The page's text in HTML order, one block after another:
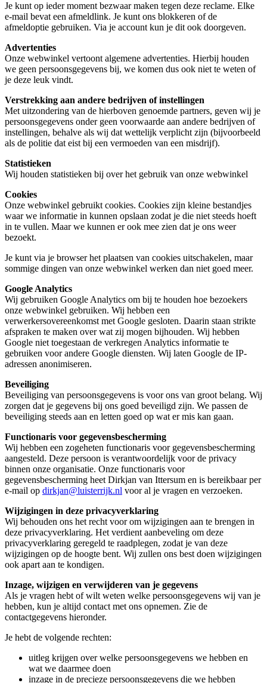
Je kunt op ieder moment bezwaar maken tegen deze reclame. Elke
e-mail bevat een afmeldlink. Je kunt ons blokkeren of de
afmeldoptie gebruiken. Via je account kun je dit ook doorgeven.
Advertenties
Onze webwinkel vertoont algemene advertenties. Hierbij houden
we geen persoonsgegevens bij, we komen dus ook niet te weten of
je deze leuk vindt.
Verstrekking aan andere bedrijven of instellingen
Met uitzondering van de hierboven genoemde partners, geven wij je
persoonsgegevens onder geen voorwaarde aan andere bedrijven of
instellingen, behalve als wij dat wettelijk verplicht zijn (bijvoorbeeld
als de politie dat eist bij een vermoeden van een misdrijf).
Statistieken
Wij houden statistieken bij over het gebruik van onze webwinkel
Cookies
Onze webwinkel gebruikt cookies. Cookies zijn kleine bestandjes
waar we informatie in kunnen opslaan zodat je die niet steeds hoeft
in te vullen. Maar we kunnen er ook mee zien dat je ons weer
bezoekt.
Je kunt via je browser het plaatsen van cookies uitschakelen, maar
sommige dingen van onze webwinkel werken dan niet goed meer.
Google Analytics
Wij gebruiken Google Analytics om bij te houden hoe bezoekers
onze webwinkel gebruiken. Wij hebben een
verwerkersovereenkomst met Google gesloten. Daarin staan strikte
afspraken te maken over wat zij mogen bijhouden. Wij hebben
Google niet toegestaan de verkregen Analytics informatie te
gebruiken voor andere Google diensten. Wij laten Google de IP-
adressen anonimiseren.
Beveiliging
Beveiliging van persoonsgegevens is voor ons van groot belang. Wij
zorgen dat je gegevens bij ons goed beveiligd zijn. We passen de
beveiliging steeds aan en letten goed op wat er mis kan gaan.
Functionaris voor gegevensbescherming
Wij hebben een zogeheten functionaris voor gegevensbescherming
aangesteld. Deze persoon is verantwoordelijk voor de privacy
binnen onze organisatie. Onze functionaris voor
gegevensbescherming heet Dirkjan van Ittersum en is bereikbaar per
e-mail op dirkjan@luisterrijk.nl voor al je vragen en verzoeken.
Wijzigingen in deze privacyverklaring
Wij behouden ons het recht voor om wijzigingen aan te brengen in
deze privacyverklaring. Het verdient aanbeveling om deze
privacyverklaring geregeld te raadplegen, zodat je van deze
wijzigingen op de hoogte bent. Wij zullen ons best doen wijzigingen
ook apart aan te kondigen.
Inzage, wijzigen en verwijderen van je gegevens
Als je vragen hebt of wilt weten welke persoonsgegevens wij van je
hebben, kun je altijd contact met ons opnemen. Zie de
contactgegevens hieronder.
Je hebt de volgende rechten:
uitleg krijgen over welke persoonsgegevens we hebben en
wat we daarmee doen
inzage in de precieze persoonsgegevens die we hebben